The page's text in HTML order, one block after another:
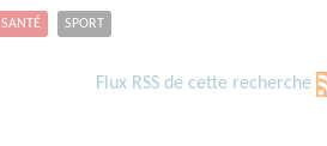
SANTÉ SPORT
Flux RSS de cette recherche